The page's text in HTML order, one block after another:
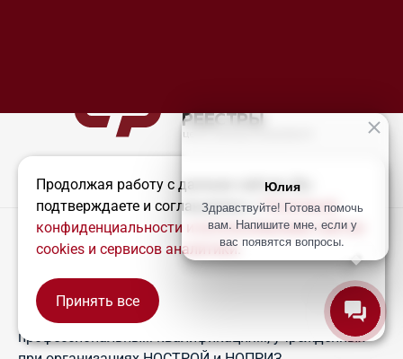
Юлия
Здравствуйте! Готова помочь
вам. Напишите мне, если у
вас появятся вопросы.
Процедура получения независимой
квалификационной оценки возможна исключительно
в аккредитованных учреждениях, известных как
Центры оценки квалификации (ЦОК). Эти центры
должны иметь разрешение на проведение такой
оценки от соответствующих Советов по
профессиональным квалификациям, учрежденных
© СТРОИТЕЛЬНЫЕ РЕЕСТРЫ, 2026
Продолжая работу с данным сайтом, Вы
подтверждаете и соглашаетесь сПолитикой
конфиденциальности и использованием сайтом
cookies и сервисов аналитики
Принять все